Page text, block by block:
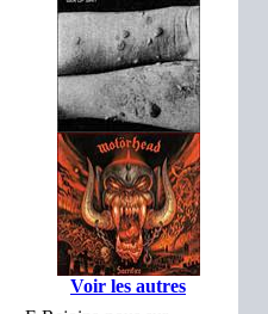
Voir les autres